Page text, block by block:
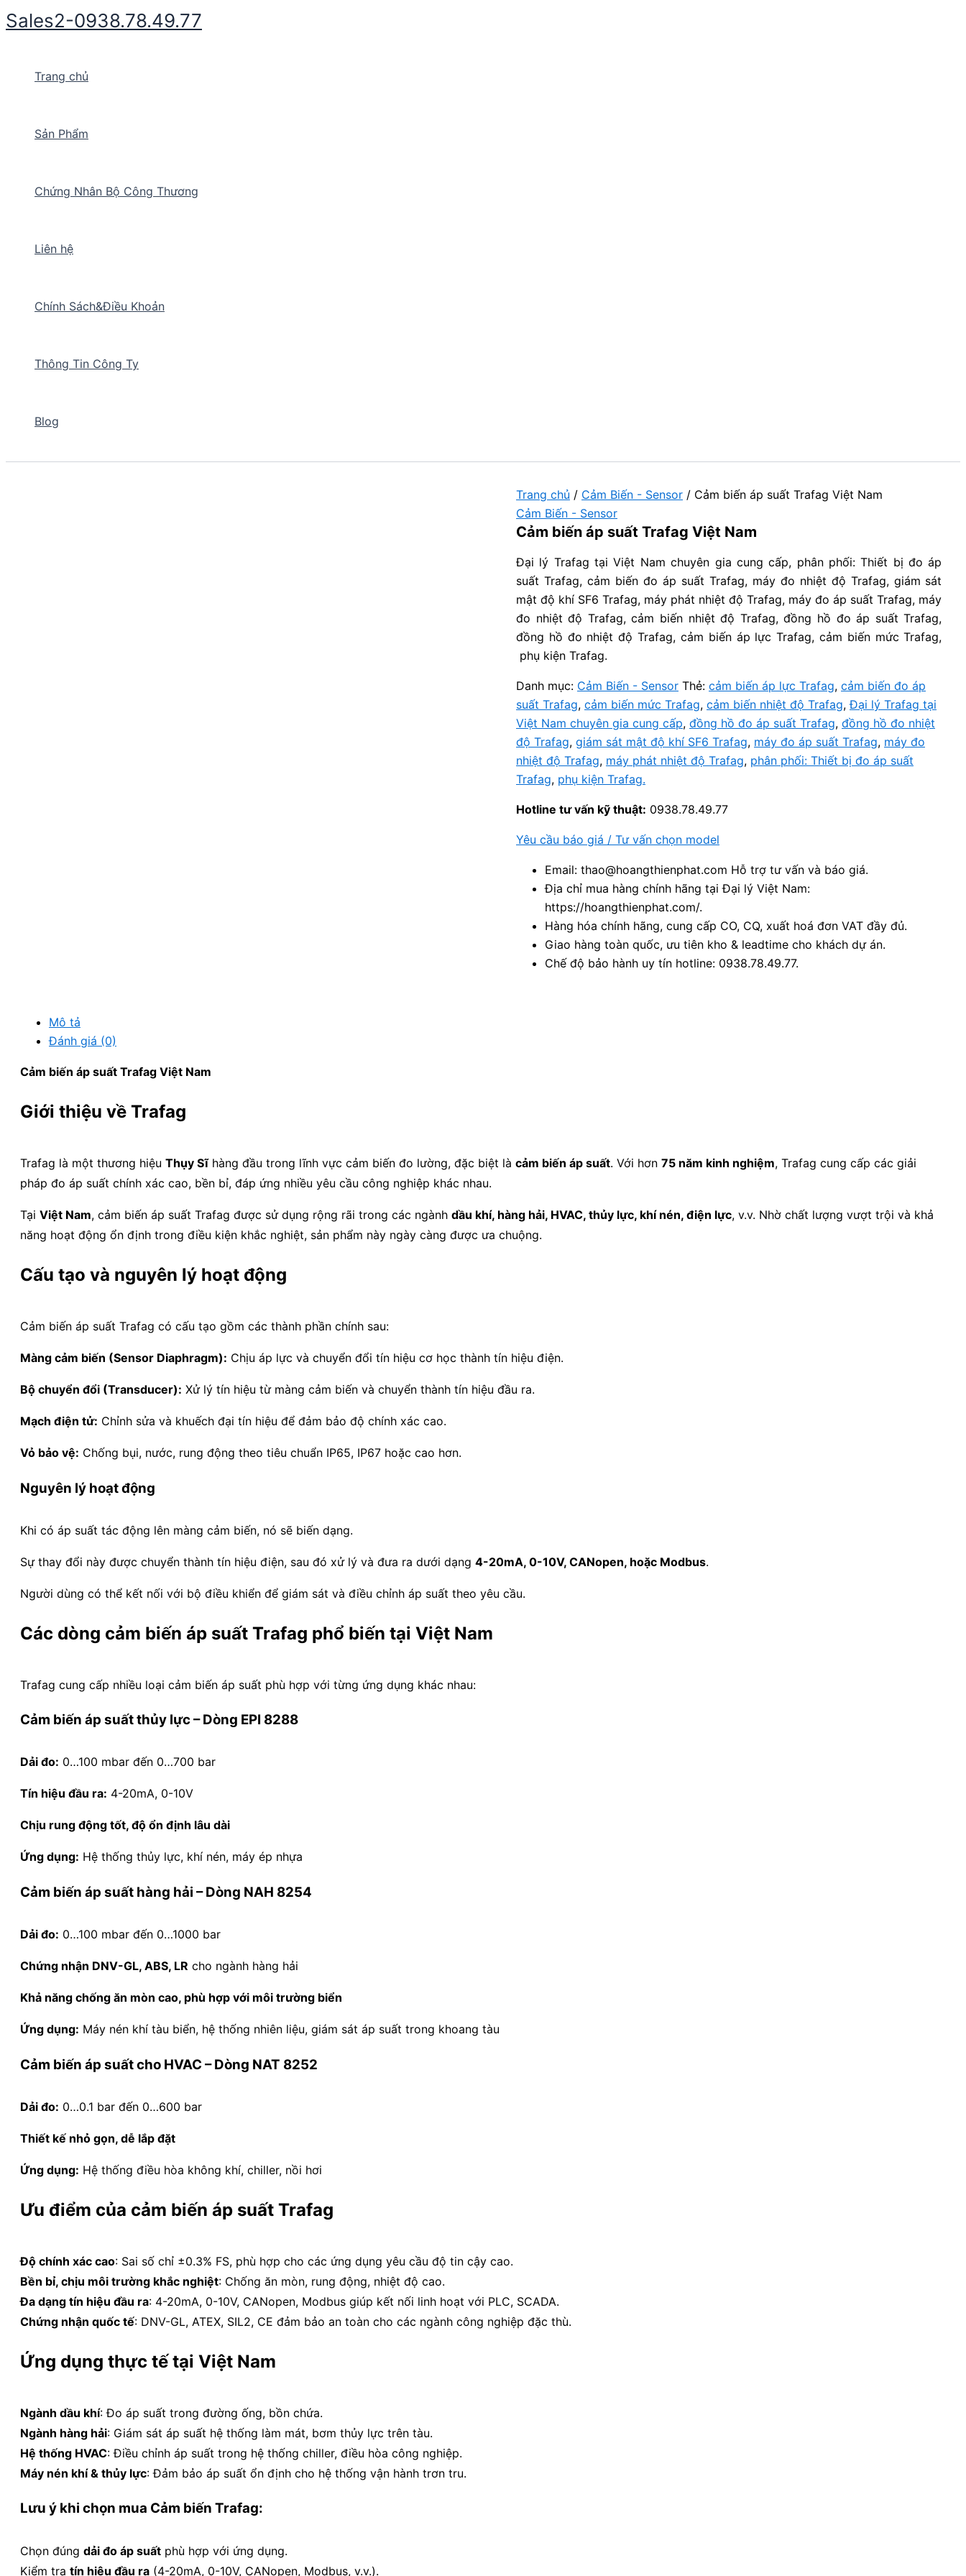
Nhảy
tới
Sales2-0938.78.49.77
Trang chủ
Sản Phẩm
Chứng Nhân Bộ Công Thương
Liên hệ
Chính Sách&Điều Khoản
Thông Tin Công Ty
Blog
Trang chủ / Cảm Biến - Sensor / Cảm biến áp suất Trafag Việt Nam
Cảm Biến - Sensor
Cảm biến áp suất Trafag Việt Nam
Đại lý Trafag tại Việt Nam chuyên gia cung cấp, phân phối: Thiết bị đo áp
suất Trafag, cảm biến đo áp suất Trafag, máy đo nhiệt độ Trafag, giám sát
mật độ khí SF6 Trafag, máy phát nhiệt độ Trafag, máy đo áp suất Trafag, máy
đo nhiệt độ Trafag, cảm biến nhiệt độ Trafag, đồng hồ đo áp suất Trafag,
đồng hồ đo nhiệt độ Trafag, cảm biến áp lực Trafag, cảm biến mức Trafag,
phụ kiện Trafag.
Danh mục: Cảm Biến - Sensor Thẻ: cảm biến áp lực Trafag, cảm biến đo áp
suất Trafag, cảm biến mức Trafag, cảm biến nhiệt độ Trafag,Đại lý Trafag tại
Việt Nam chuyên gia cung cấp, đồng hồ đo áp suất Trafag, đồng hồ đo nhiệt
độ Trafag, giám sát mật độ khí SF6 Trafag, máy đo áp suất Trafag, máy đo
nhiệt độ Trafag, máy phát nhiệt độ Trafag, phân phối: Thiết bị đo áp suất
Trafag, phụ kiện Trafag.
Hotline tư vấn kỹ thuật: 0938.78.49.77
Yêu cầu báo giá / Tư vấn chọn model
Email: thao@hoangthienphat.com Hỗ trợ tư vấn và báo giá.
Địa chỉ mua hàng chính hãng tại Đại lý Việt Nam:
https://hoangthienphat.com/.
Hàng hóa chính hãng, cung cấp CO, CQ, xuất hoá đơn VAT đầy đủ.
Giao hàng toàn quốc, ưu tiên kho & leadtime cho khách dự án.
Chế độ bảo hành uy tín hotline: 0938.78.49.77.
Mô tả
Đánh giá (0)
Cảm biến áp suất Trafag Việt Nam
Giới thiệu về Trafag
Trafag là một thương hiệu Thụy Sĩhàng đầu trong lĩnh vực cảm biến đo lường, đặc biệt là cảm biến áp suất. Với hơn 75 năm kinh nghiệm, Trafag cung cấp các giải
pháp đo áp suất chính xác cao, bền bỉ, đáp ứng nhiều yêu cầu công nghiệp khác nhau.
Tại Việt Nam, cảm biến áp suất Trafag được sử dụng rộng rãi trong các ngành dầu khí, hàng hải, HVAC, thủy lực, khí nén, điện lực, v.v. Nhờ chất lượng vượt trội và khả
năng hoạt động ổn định trong điều kiện khắc nghiệt, sản phẩm này ngày càng được ưa chuộng.
Cấu tạo và nguyên lý hoạt động
Cảm biến áp suất Trafag có cấu tạo gồm các thành phần chính sau:
Màng cảm biến (Sensor Diaphragm): Chịu áp lực và chuyển đổi tín hiệu cơ học thành tín hiệu điện.
Bộ chuyển đổi (Transducer): Xử lý tín hiệu từ màng cảm biến và chuyển thành tín hiệu đầu ra.
Mạch điện tử: Chỉnh sửa và khuếch đại tín hiệu để đảm bảo độ chính xác cao.
Vỏ bảo vệ: Chống bụi, nước, rung động theo tiêu chuẩn IP65, IP67 hoặc cao hơn.
Nguyên lý hoạt động
Khi có áp suất tác động lên màng cảm biến, nó sẽ biến dạng.
Sự thay đổi này được chuyển thành tín hiệu điện, sau đó xử lý và đưa ra dưới dạng 4-20mA, 0-10V, CANopen, hoặc Modbus.
Người dùng có thể kết nối với bộ điều khiển để giám sát và điều chỉnh áp suất theo yêu cầu.
Các dòng cảm biến áp suất Trafag phổ biến tại Việt Nam
Trafag cung cấp nhiều loại cảm biến áp suất phù hợp với từng ứng dụng khác nhau:
Cảm biến áp suất thủy lực – Dòng EPI 8288
Dải đo: 0…100 mbar đến 0…700 bar
Tín hiệu đầu ra: 4-20mA, 0-10V
Chịu rung động tốt, độ ổn định lâu dài
Ứng dụng: Hệ thống thủy lực, khí nén, máy ép nhựa
Cảm biến áp suất hàng hải – Dòng NAH 8254
Dải đo: 0…100 mbar đến 0…1000 bar
Chứng nhận DNV-GL, ABS, LR cho ngành hàng hải
Khả năng chống ăn mòn cao, phù hợp với môi trường biển
Ứng dụng: Máy nén khí tàu biển, hệ thống nhiên liệu, giám sát áp suất trong khoang tàu
Cảm biến áp suất cho HVAC – Dòng NAT 8252
Dải đo: 0…0.1 bar đến 0…600 bar
Thiết kế nhỏ gọn, dễ lắp đặt
Ứng dụng: Hệ thống điều hòa không khí, chiller, nồi hơi
Ưu điểm của cảm biến áp suất Trafag
Độ chính xác cao: Sai số chỉ ±0.3% FS, phù hợp cho các ứng dụng yêu cầu độ tin cậy cao.
Bền bỉ, chịu môi trường khắc nghiệt: Chống ăn mòn, rung động, nhiệt độ cao.
Đa dạng tín hiệu đầu ra: 4-20mA, 0-10V, CANopen, Modbus giúp kết nối linh hoạt với PLC, SCADA.
Chứng nhận quốc tế: DNV-GL, ATEX, SIL2, CE đảm bảo an toàn cho các ngành công nghiệp đặc thù.
Ứng dụng thực tế tại Việt Nam
Ngành dầu khí: Đo áp suất trong đường ống, bồn chứa.
Ngành hàng hải: Giám sát áp suất hệ thống làm mát, bơm thủy lực trên tàu.
Hệ thống HVAC: Điều chỉnh áp suất trong hệ thống chiller, điều hòa công nghiệp.
Máy nén khí & thủy lực: Đảm bảo áp suất ổn định cho hệ thống vận hành trơn tru.
Lưu ý khi chọn mua Cảm biến Trafag:
Chọn đúng dải đo áp suất phù hợp với ứng dụng.
Kiểm tra tín hiệu đầu ra (4-20mA, 0-10V, CANopen, Modbus, v.v.).